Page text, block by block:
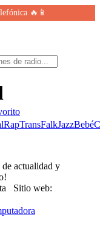
🔥📱
RapTransFalkJazzBebé
de actualidad y
Sitio web: